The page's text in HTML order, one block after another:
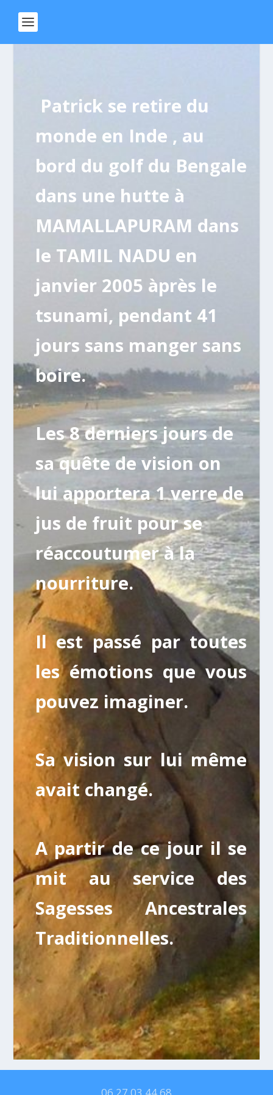
Patrick se retire du
monde en Inde , au
bord du golf du Bengale
dans une hutte à
MAMALLAPURAM dans
le TAMIL NADU en
janvier 2005 àprès le
tsunami, pendant 41
jours sans manger sans
boire.
Les 8 derniers jours de
sa quête de vision on
lui apportera 1 verre de
jus de fruit pour se
réaccoutumer à la
nourriture.
Il est passé par toutes
les émotions que vous
pouvez imaginer.
Sa vision sur lui même
avait changé.
A partir de ce jour il se
mit au service des
Sagesses Ancestrales
Traditionnelles.